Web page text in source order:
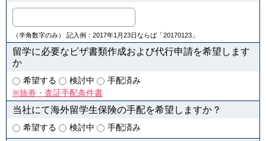
（半角数字のみ） 記入例：2017年1月23日ならば「20170123」
留学に必要なビザ書類作成および代行申請を希望します
か
希望する 検討中
手配済み
※旅券・査証手配条件書
当社にて海外留学生保険の手配を希望しますか？
希望する 検討中 手配済み